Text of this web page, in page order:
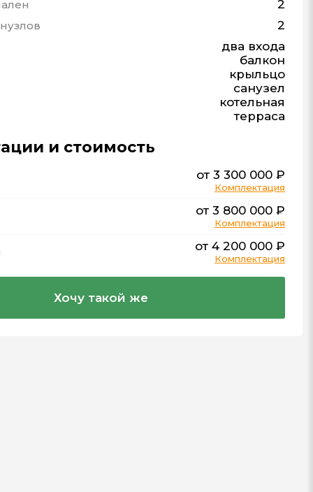
2
2
два входа
балкон
крыльцо
санузел
котельная
терраса
и стоимость
от 3 300 000 ₽
Комплектация
от 3 800 000 ₽
Комплектация
от 4 200 000 ₽
Комплектация
Хочу такой же